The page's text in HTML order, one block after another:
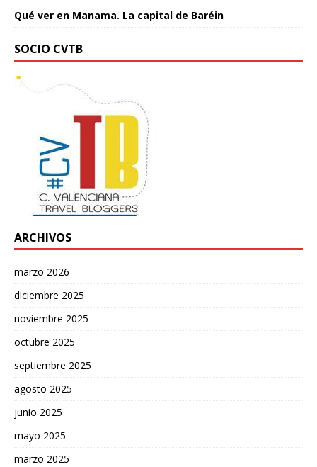
Qué ver en Manama. La capital de Baréin
SOCIO CVTB
ARCHIVOS
marzo 2026
diciembre 2025
noviembre 2025
octubre 2025
septiembre 2025
agosto 2025
junio 2025
mayo 2025
marzo 2025